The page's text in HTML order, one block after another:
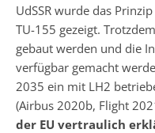
UdSSR wurde das
TU-155 gezeigt.
gebaut werden und die
verfügbar gemacht
2035 ein mit LH2
(Airbus 2020b, Flight
der EU vertraulich